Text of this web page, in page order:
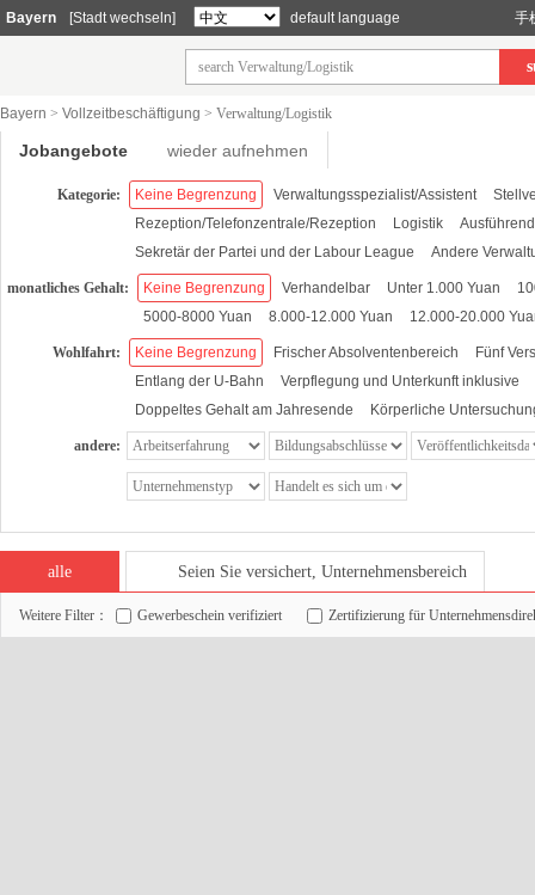
Bayern [Stadt wechseln] default language 手
Bayern > Vollzeitbeschäftigung > Verwaltung/Logistik
Jobangebote wieder aufnehmen
Kategorie: Keine Begrenzung Verwaltungsspezialist/Assistent
Rezeption/Telefonzentrale/Rezeption
Logistik
Sekretär der Partei und der Labour League
Andere
monatliches Gehalt: Keine Begrenzung Verhandelbar Unter 1.000 Yuan
5000-8000 Yuan
8.000-12.000 Yuan 12.000-20.000
Wohlfahrt: Keine Begrenzung Frischer Absolventenbereich
Fünf
Entlang der U-Bahn
Verpflegung und Unterkunft inklusive
Doppeltes Gehalt am Jahresende
Körperliche
andere:
alle Seien Sie versichert, Unternehmensbereich
Weitere Filter： Gewerbeschein verifiziert Zertifizierung für